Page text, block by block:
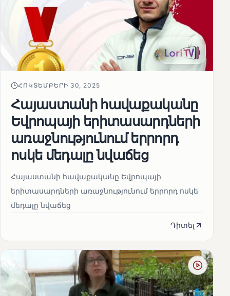
ՀՈԿՏԵՄԲԵՐԻ 30, 2025
Հայաստանի հավաքականը
Եվրոպայի երիտասարդների
առաջնությունում երրորդ
ոսկե մեդալը նվաճեց
Հայաստանի հավաքականը Եվրոպայի
երիտասարդների առաջնությունում երրորդ ոսկե
մեդալը նվաճեց
Դիտել